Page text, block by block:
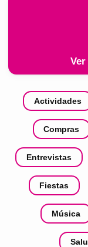
Actividades
Compras
Entrevistas
Fiestas
Música